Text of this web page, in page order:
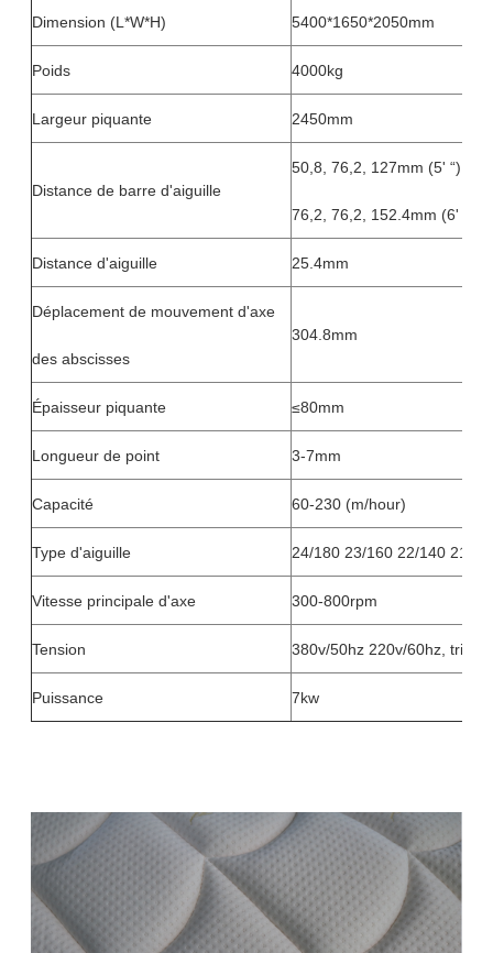
Dimension (L*W*H) 5400*1650*2050mm
Poids 4000kg
Largeur piquante 2450mm
Distance de barre d'aiguille
50,8, 76,2, 127mm (5' “)
76,2, 76,2, 152.4mm (6' “)
Distance d'aiguille 25.4mm
Déplacement de mouvement d'axe
des abscisses
304.8mm
Épaisseur piquante ≤80mm
Longueur de point 3-7mm
Capacité 60-230 (m/hour)
Type d'aiguille 24/180 23/160 22/140 21/
Vitesse principale d'axe 300-800rpm
Tension 380v/50hz 220v/60hz,
Puissance 7kw